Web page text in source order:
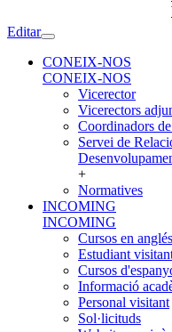
Editar
CONEIX-NOS
CONEIX-NOS
Vicerector
Vicerectors
Coordinadors
Servei de
+
Normatives
INCOMING
INCOMING
Cursos en anglés
Estudiant
Cursos
Informació
Personal visitant
Sol·licituds